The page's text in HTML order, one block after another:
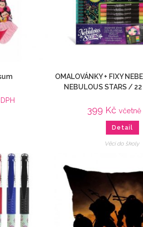
OMALOVÁNKY + FIXY
NEBULOUS STARS / 22
399 Kč včetně
Detail
Věci do školy